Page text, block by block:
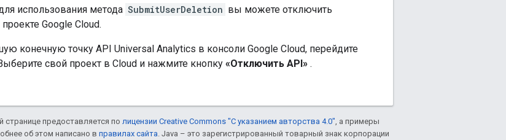
использования метода SubmitUserDeletion вы можете отключить
Google Cloud.
конечную точку API Universal Analytics в консоли Google Cloud, перейдите
свой проект в Cloud и нажмите кнопку «Отключить API» .
странице предоставляется по лицензии Creative Commons "С указанием авторства 4.0" , а примеры
об этом написано в правилах сайта . Java – это зарегистрированный товарный знак корпорации